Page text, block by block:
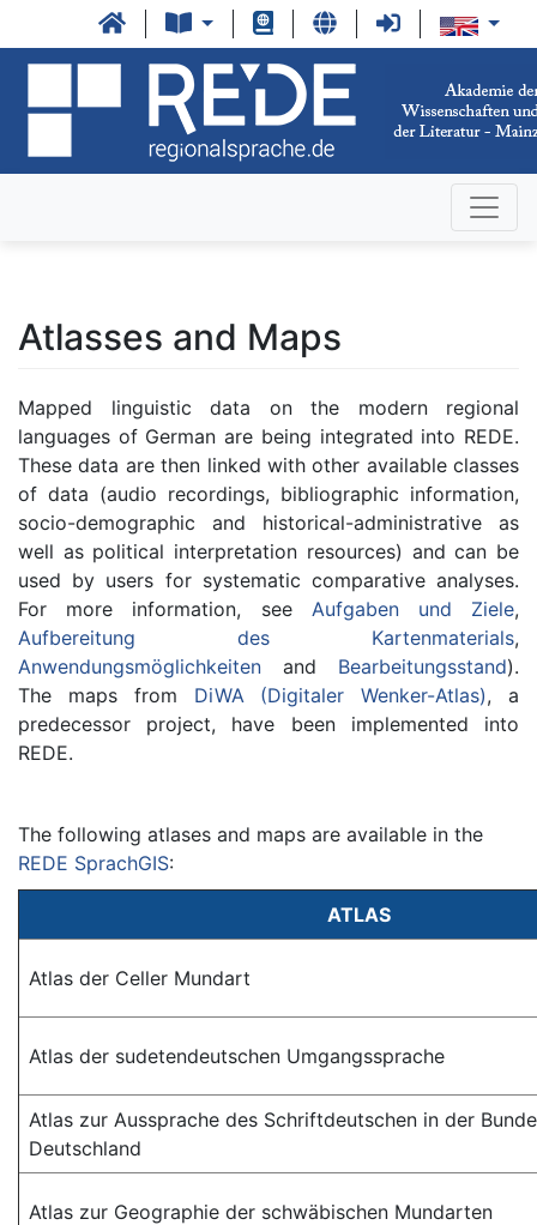
Atlasses and Maps
Mapped linguistic data on the modern regional
languages of German are being integrated into REDE.
These data are then linked with other available classes
of data (audio recordings, bibliographic information,
socio-demographic and historical-administrative as
well as political interpretation resources) and can be
used by users for systematic comparative analyses.
For more information, see Aufgaben und Ziele,
Aufbereitung des Kartenmaterials,
Anwendungsmöglichkeiten and Bearbeitungsstand).
The maps from DiWA (Digitaler Wenker-Atlas), a
predecessor project, have been implemented into
REDE.
The following atlases and maps are available in the
REDE SprachGIS:
ATLAS
Atlas der Celler Mundart
Atlas der sudetendeutschen Umgangssprache
Atlas zur Aussprache des Schriftdeutschen in der
Deutschland
Atlas zur Geographie der schwäbischen Mundarten